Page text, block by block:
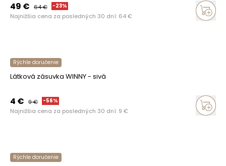
49 € 64€ -23%
Najnižšia cena za posledných 30 dní: 64€
Rýchle doručenie
Látková zásuvka WINNY - sivá
4 € 9€ -56%
Najnižšia cena za posledných 30 dní: 9 €
Rýchle doručenie